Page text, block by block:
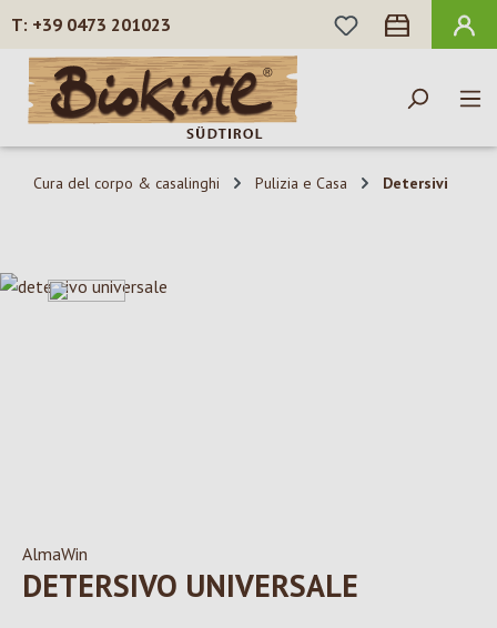
Passa al contenuto principale
+39 0473 201023
HAI 0 ARTICOLI
Cura del corpo & casalinghi Pulizia e Casa Detersivi
Salta la galleria di immagini
AlmaWin
DETERSIVO UNIVERSALE